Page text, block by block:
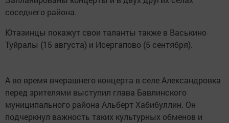
соседнего района.
Ютазинцы покажут свои таланты также в Васькино
Туйралы (15 августа) и Исергапово (5 сентября).
А во время вчерашнего концерта в селе Александровка
перед зрителями выступил глава Бавлинского
муниципального района Альберт Хабибуллин. Он
подчеркнул важность таких культурных обменов и